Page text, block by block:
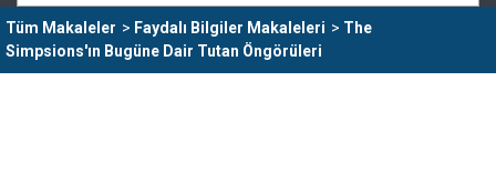
Tüm Makaleler > Faydalı Bilgiler Makaleleri > The
Simpsions'ın Bugüne Dair Tutan Öngörüleri